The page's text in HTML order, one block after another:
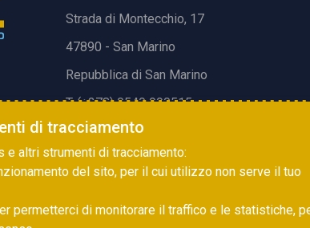
Strada di Montecchio, 17
47890 - San Marino
Repubblica di San Marino
T. (+378) 0549 990515
E.info@fsgc.sm
di tracciamento
altri strumenti di tracciamento:
del sito, per il cui utilizzo non serve il tuo
permetterci di monitorare il traffico e le statistiche,